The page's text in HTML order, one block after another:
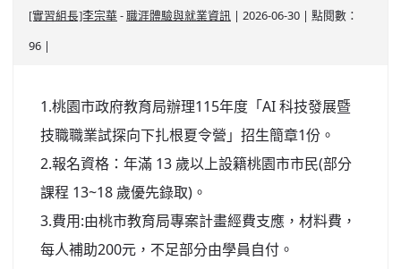
餐飲管理科桃園第一、資料處理科
北台灣私校第一
啟英高中-時尚科桃園第一
[實習組長]李宗華 - 職涯體驗與就業資訊
| 2026-06-30 | 點閱數：
96 |
1.桃園市政府教育局辦理115年度「AI 科技發展暨
技職職業試探向下扎根夏令營」招生簡章1份。
2.報名資格：年滿 13 歲以上設籍桃園市市民(部分
課程 13~18 歲優先錄取)。
3.費用:由桃市教育局專案計畫經費支應，材料費，
每人補助200元，不足部分由學員自付。